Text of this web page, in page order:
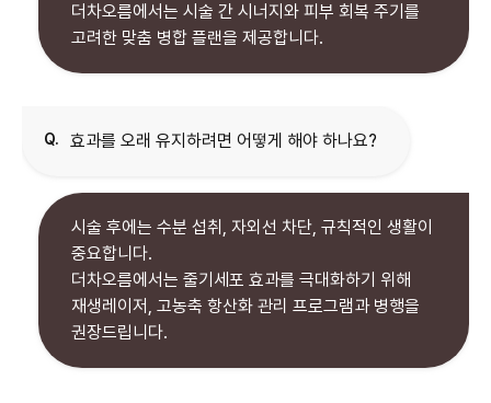
더차오름에서는 시술 간 시너지와 피부 회복 주기를
고려한 맞춤 병합 플랜을 제공합니다.
Q.
시술 후에는 수분 섭취, 자외선 차단, 규칙적인 생활이
중요합니다.
더차오름에서는 줄기세포 효과를 극대화하기 위해
재생레이저, 고농축 항산화 관리 프로그램과 병행을
권장드립니다.